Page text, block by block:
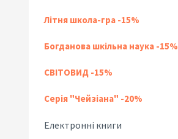
Літня школа-гра -15%
Богданова шкільна наука -15%
СВІТОВИД -15%
Серія "Чейзіана" -20%
Електронні книги